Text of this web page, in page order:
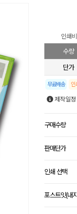
인쇄비
수량
단가
무료배송 인
제작일
구매수량
판매단가
인쇄 선택
포스트잇(내